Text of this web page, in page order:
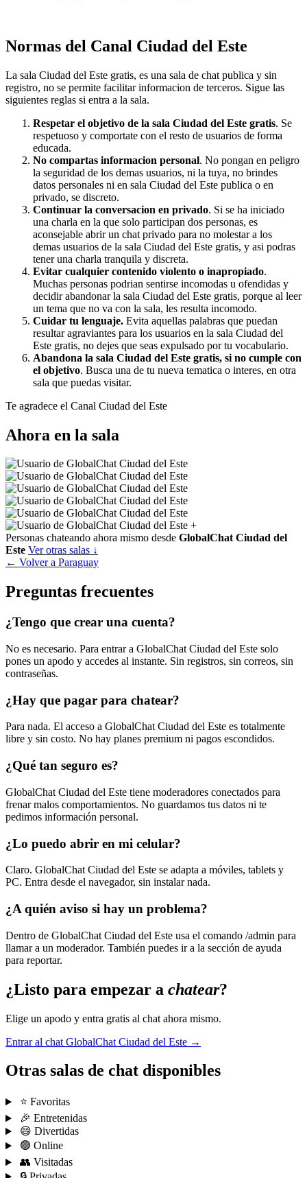
Normas del Canal Ciudad del Este
La sala Ciudad del Este gratis, es una sala de chat publica y sin
registro, no se permite facilitar informacion de terceros. Sigue las
siguientes reglas si entra a la sala.
Respetar el objetivo de la sala Ciudad del Este gratis. Se
respetuoso y comportate con el resto de usuarios de forma
educada.
No compartas informacion personal. No pongan en peligro
la seguridad de los demas usuarios, ni la tuya, no brindes
datos personales ni en sala Ciudad del Este publica o en
privado, se discreto.
Continuar la conversacion en privado. Si se ha iniciado
una charla en la que solo participan dos personas, es
aconsejable abrir un chat privado para no molestar a los
demas usuarios de la sala Ciudad del Este gratis, y asi podras
tener una charla tranquila y discreta.
Evitar cualquier contenido violento o inapropiado.
Muchas personas podrian sentirse incomodas u ofendidas y
decidir abandonar la sala Ciudad del Este gratis, porque al leer
un tema que no va con la sala, les resulta incomodo.
Cuidar tu lenguaje. Evita aquellas palabras que puedan
resultar agraviantes para los usuarios en la sala Ciudad del
Este gratis, no dejes que seas expulsado por tu vocabulario.
Abandona la sala Ciudad del Este gratis, si no cumple con
el objetivo. Busca una de tu nueva tematica o interes, en otra
sala que puedas visitar.
Te agradece el Canal Ciudad del Este
Ahora en la sala
+
Personas chateando ahora mismo desde GlobalChat Ciudad del
Este Ver otras salas ↓
← Volver a Paraguay
Preguntas frecuentes
¿Tengo que crear una cuenta?
No es necesario. Para entrar a GlobalChat Ciudad del Este solo
pones un apodo y accedes al instante. Sin registros, sin correos, sin
contraseñas.
¿Hay que pagar para chatear?
Para nada. El acceso a GlobalChat Ciudad del Este es totalmente
libre y sin costo. No hay planes premium ni pagos escondidos.
¿Qué tan seguro es?
GlobalChat Ciudad del Este tiene moderadores conectados para
frenar malos comportamientos. No guardamos tus datos ni te
pedimos información personal.
¿Lo puedo abrir en mi celular?
Claro. GlobalChat Ciudad del Este se adapta a móviles, tablets y
PC. Entra desde el navegador, sin instalar nada.
¿A quién aviso si hay un problema?
Dentro de GlobalChat Ciudad del Este usa el comando /admin para
llamar a un moderador. También puedes ir a la sección de ayuda
para reportar.
¿Listo para empezar a chatear?
Elige un apodo y entra gratis al chat ahora mismo.
Entrar al chat GlobalChat Ciudad del Este →
Otras salas de chat disponibles
⭐ Favoritas
🎉 Entretenidas
😄 Divertidas
🟢 Online
👥 Visitadas